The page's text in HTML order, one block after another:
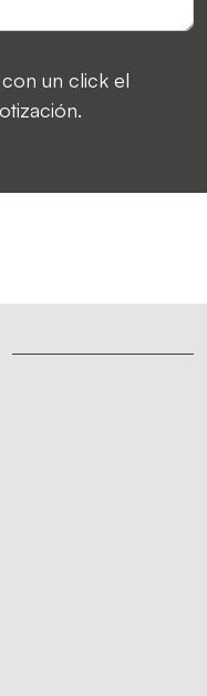
con un click el